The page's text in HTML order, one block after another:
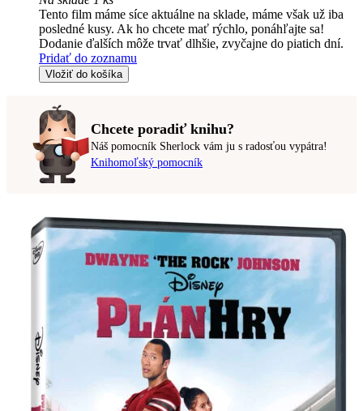
Tento film máme síce aktuálne na sklade, máme však už iba
posledné kusy. Ak ho chcete mať rýchlo, ponáhľajte sa!
Dodanie ďalších môže trvať dlhšie, zvyčajne do piatich dní.
Pridať do zoznamu
Vložiť do košíka
Chcete poradiť knihu?
Náš pomocník Sherlock vám ju s radosťou vypátra!
Knihomoľský pomocník